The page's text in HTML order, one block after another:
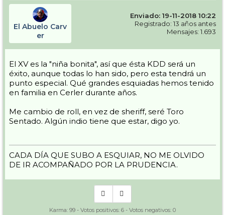
El Abuelo Carv
er
Enviado: 19-11-2018 10:22
Registrado: 13 años antes
Mensajes: 1.693
El XV es la "niña bonita", así que ésta KDD será un
éxito, aunque todas lo han sido, pero esta tendrá un
punto especial. Qué grandes esquiadas hemos tenido
en familia en Cerler durante años.
Me cambio de roll, en vez de sheriff, seré Toro
Sentado. Algún indio tiene que estar, digo yo.
CADA DÍA QUE SUBO A ESQUIAR, NO ME OLVIDO
DE IR ACOMPAÑADO POR LA PRUDENCIA.
Karma: 99 - Votos positivos: 6 - Votos negativos: 0